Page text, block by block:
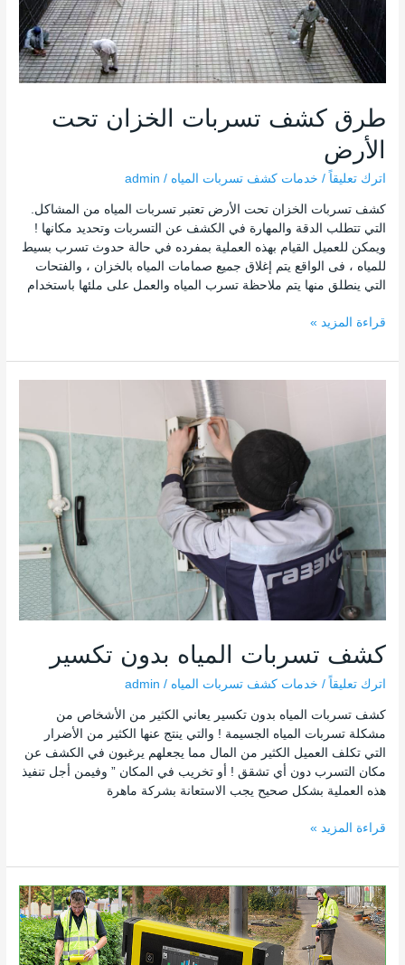
طرق كشف تسربات الخزان تحت
الأرض
اترك تعليقاً / خدمات كشف تسربات المياه /
admin
كشف تسربات الخزان تحت الأرض تعتبر تسربات المياه من المشاكل.
التي تتطلب الدقة والمهارة في الكشف عن التسربات وتحديد مكانها !
ويمكن للعميل القيام بهذه العملية بمفرده في حالة حدوث تسرب بسيط
للمياه ، فى الواقع يتم إغلاق جميع صمامات المياه بالخزان ، والفتحات
التي ينطلق منها يتم ملاحظة تسرب المياه والعمل على ملئها باستخدام
قراءة المزيد »
كشف تسربات المياه بدون تكسير
اترك تعليقاً / خدمات كشف تسربات المياه /
admin
كشف تسربات المياه بدون تكسير يعاني الكثير من الأشخاص من
مشكلة تسربات المياه الجسيمة ! والتي ينتج عنها الكثير من الأضرار
التي تكلف العميل الكثير من المال مما يجعلهم يرغبون في الكشف عن
مكان التسرب دون أي تشقق ! أو تخريب في المكان ” وفيمن أجل تنفيذ
هذه العملية بشكل صحيح يجب الاستعانة بشركة ماهرة
قراءة المزيد »
جهاز
كشف
التسرب
المياه